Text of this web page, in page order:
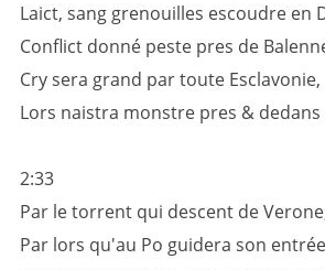
Laict, sang grenouilles escoudre en
Conflict donné peste pres de
Cry sera grand par toute Esclavonie,
Lors naistra monstre pres & dedans
2:33
Par le torrent qui descent de
Par lors qu'au Po guidera son